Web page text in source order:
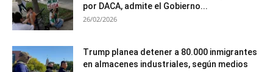
por DACA, admite el Gobierno...
26/02/2026
Trump planea detener a 80.000 inmigrantes
en almacenes industriales, según medios